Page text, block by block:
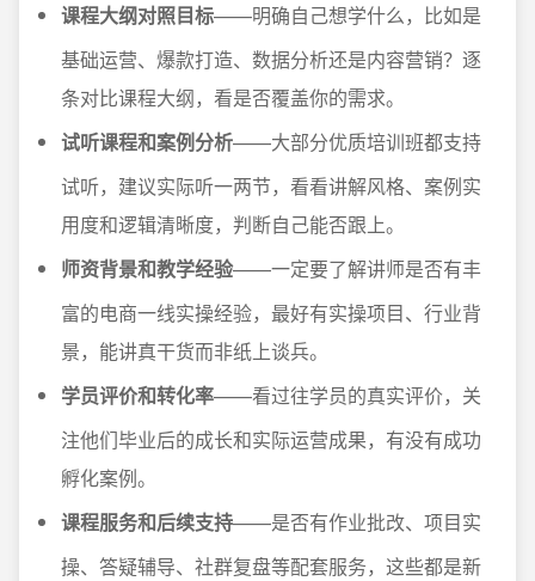
课程大纲对照目标——明确自己想学什么，比如是
基础运营、爆款打造、数据分析还是内容营销？逐
条对比课程大纲，看是否覆盖你的需求。
试听课程和案例分析——大部分优质培训班都支持
试听，建议实际听一两节，看看讲解风格、案例实
用度和逻辑清晰度，判断自己能否跟上。
师资背景和教学经验——一定要了解讲师是否有丰
富的电商一线实操经验，最好有实操项目、行业背
景，能讲真干货而非纸上谈兵。
学员评价和转化率——看过往学员的真实评价，关
注他们毕业后的成长和实际运营成果，有没有成功
孵化案例。
课程服务和后续支持——是否有作业批改、项目实
操、答疑辅导、社群复盘等配套服务，这些都是新